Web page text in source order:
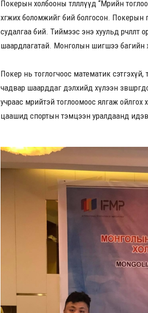
Покерын холбооны төлөөллүүд “Мөрийн
хөгжих боломжийг бий болгосон. Покерын
судалгаа бий. Тиймээс энэ хуульд
шаардлагатай. Монголын шигшээ багийн
Покер нь тоглогчоос математик
чадвар шаарддаг дэлхийд хүлээн
учраас мөрийтэй тоглоомоос ялгаж
цаашид спортын тэмцээн уралдаанд